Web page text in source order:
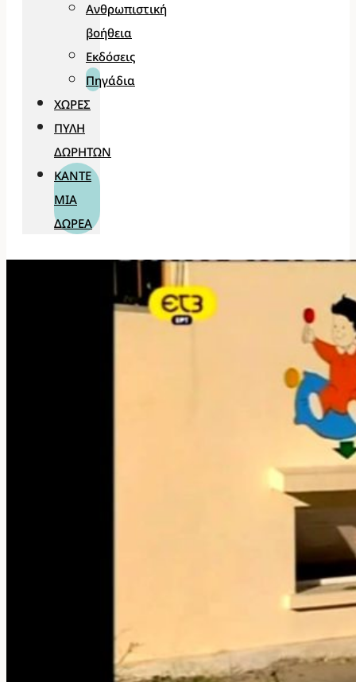
Ανθρωπιστική
βοήθεια
Εκδόσεις
Πηγάδια
ΧΏΡΕΣ
ΠΎΛΗ
ΔΩΡΗΤΏΝ
ΚΆΝΤΕ
ΜΊΑ
ΔΩΡΕΆ